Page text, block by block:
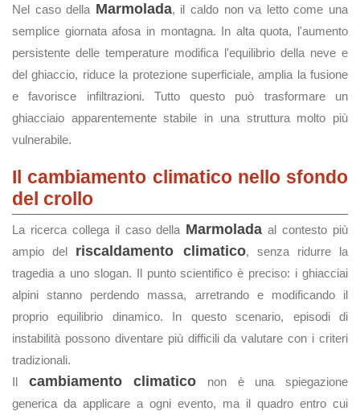
Nel caso della Marmolada, il caldo non va letto come una
semplice giornata afosa in montagna. In alta quota, l'aumento
persistente delle temperature modifica l'equilibrio della neve e
del ghiaccio, riduce la protezione superficiale, amplia la fusione
e favorisce infiltrazioni. Tutto questo può trasformare un
ghiacciaio apparentemente stabile in una struttura molto più
vulnerabile.
Il cambiamento climatico nello sfondo
del crollo
La ricerca collega il caso della Marmolada al contesto più
ampio del riscaldamento climatico, senza ridurre la
tragedia a uno slogan. Il punto scientifico è preciso: i ghiacciai
alpini stanno perdendo massa, arretrando e modificando il
proprio equilibrio dinamico. In questo scenario, episodi di
instabilità possono diventare più difficili da valutare con i criteri
tradizionali.
Il cambiamento climatico non è una spiegazione
generica da applicare a ogni evento, ma il quadro entro cui